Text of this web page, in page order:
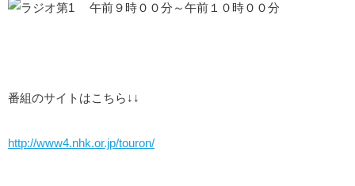
午前９時００分～午前１０時００分
番組のサイトはこちら↓↓
http://www4.nhk.or.jp/touron/